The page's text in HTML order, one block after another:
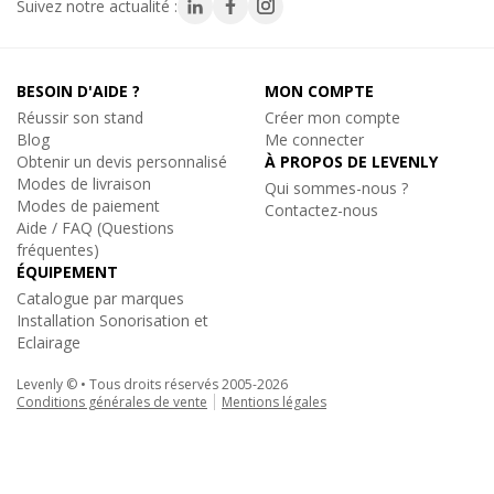
- LED RGB-ACL de 150W
- Zoom manuel de 25° à 50°
- IRC élevé pour un rendu précis des couleurs
- Système d'obturation intégré
- DMX & RDM
Caractéristiques techniques :
Source
- Type de source lumineuse : LED
- Puissance source lumineuse : 150W
- Couleur Led : RGBACL
- Taux de Rafraîchissement : 25 kHz
Suivez notre actualité :
BESOIN D'AIDE ?
Réussir son stand
Blog
Obtenir un devis personnalisé
Modes de livraison
Modes de paiement
Aide / FAQ (Questions
fréquentes)
ÉQUIPEMENT
Catalogue par marques
Installation Sonorisation et
Eclairage
MON COMPTE
Créer mon compte
Me connecter
À PROPOS DE LEVENLY
Qui sommes-nous ?
Contactez-nous
Levenly © • Tous droits réservés 2005-2026
Conditions générales de vente
Mentions légales